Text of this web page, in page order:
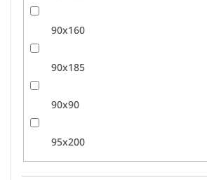
90x160
90x185
90x90
95x200